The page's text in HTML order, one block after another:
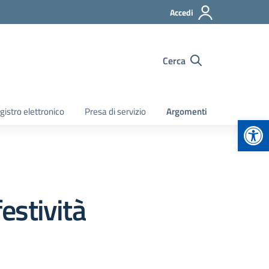
Accedi
Cerca
elettronico Presa di servizio Argomenti